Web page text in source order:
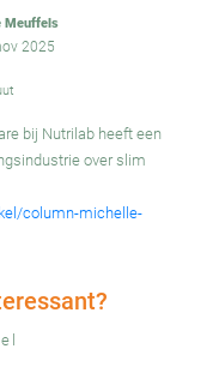
Meuffels
2025
bij Nutrilab heeft een
over slim
column-michelle-